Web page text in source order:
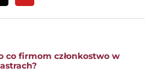
co firmom członkostwo w